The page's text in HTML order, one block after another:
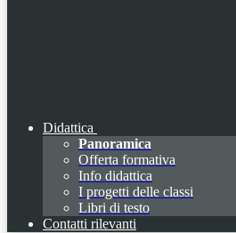
Didattica
Panoramica
Offerta formativa
Info didattica
I progetti delle classi
Libri di testo
Contatti rilevanti